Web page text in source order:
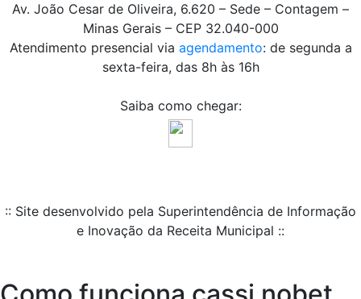
Av. João Cesar de Oliveira, 6.620 – Sede – Contagem –
Minas Gerais – CEP 32.040-000
Atendimento presencial via agendamento: de segunda a
sexta-feira, das 8h às 16h
Saiba como chegar:
:: Site desenvolvido pela Superintendência de Informação
e Inovação da Receita Municipal ::